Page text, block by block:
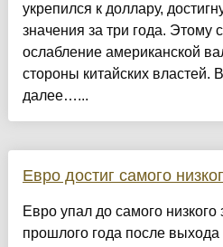
укрепился к доллару,
значения за три года. Этому
ослабление американской
стороны китайских властей.
далее…...
Евро достиг самого
Евро упал до самого
прошлого года после